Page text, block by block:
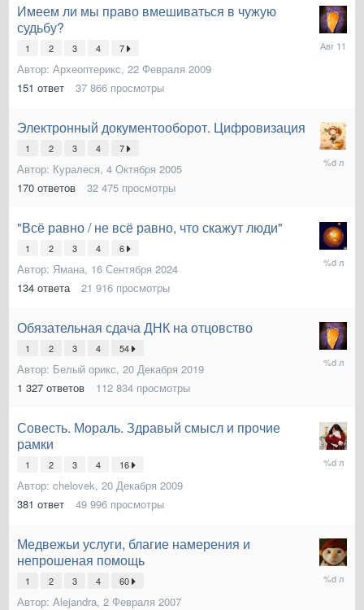
Имеем ли мы право вмешиваться в чужую
судьбу?
1 2 3 4 7
Автор: Археоптерикс, 22 Февраля 2009
151 ответ 37 866 просмотры
11
Августа
Электронный документооборот. Цифровизация
1 2 3 4 7
Автор: Куралеся, 4 Октября 2005
170 ответов 32 475 просмотры
15
Мая
"Всё равно / не всё равно, что скажут люди"
1 2 3 4 6
Автор: Ямана, 16 Сентября 2024
134 ответа 21 916 просмотры
10
Мая
Обязательная сдача ДНК на отцовство
1 2 3 4 54
Автор: Белый орикс, 20 Декабря 2019
1 327 ответов 112 834 просмотры
Мая
Совесть. Мораль. Здравый смысл и прочие
рамки
1 2 3 4 16
Автор: chelovek, 20 Декабря 2009
381 ответ 49 996 просмотры
29
Апреля
Медвежьи услуги, благие намерения и
непрошеная помощь
1 2 3 4 60
Автор: Alejandra, 2 Февраля 2007
24
Марта